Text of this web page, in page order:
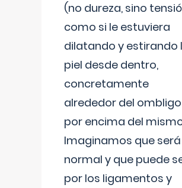
(no dureza, sino
como si le estuviera
dilatando y estirando
piel desde dentro,
concretamente
alrededor del
por encima del
Imaginamos que será
normal y que puede
por los ligamentos y